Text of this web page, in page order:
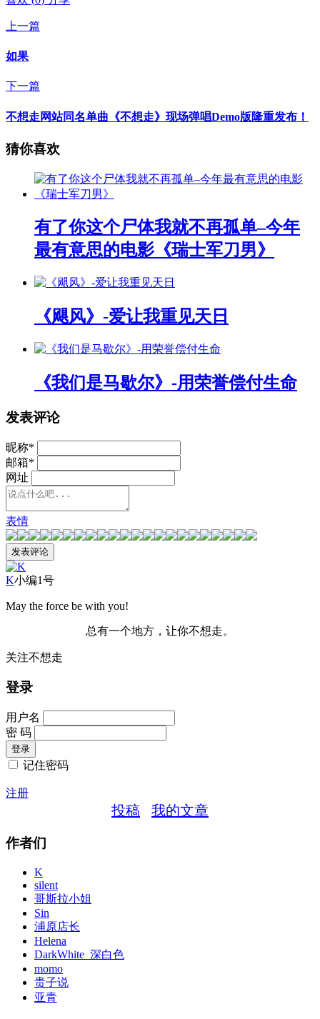
上一篇
如果
下一篇
不想走网站同名单曲《不想走》现场弹唱Demo版隆重发布！
猜你喜欢
有了你这个尸体我就不再孤单–今年
最有意思的电影《瑞士军刀男》
《飓风》-爱让我重见天日
《我们是马歇尔》-用荣誉偿付生命
发表评论
昵称*
邮箱*
网址
表情
K小编1号
May the force be with you!
总有一个地方，让你不想走。
关注不想走
登录
用户名
密 码
记住密码
注册
投稿 我的文章
作者们
K
silent
哥斯拉小姐
Sin
浦原店长
Helena
DarkWhite_深白色
momo
贵子说
亚青